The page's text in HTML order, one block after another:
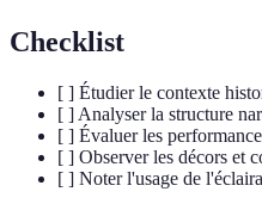
Checklist
[ ] Étudier le contexte
[ ] Analyser la structure
[ ] Évaluer les
[ ] Observer les décors et
[ ] Noter l'usage de